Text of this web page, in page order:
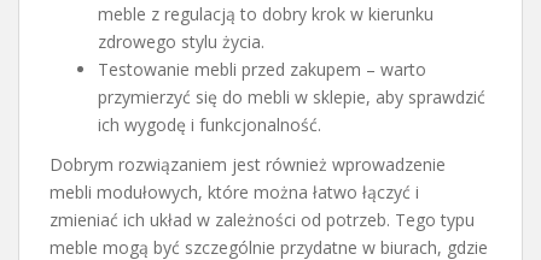
meble z regulacją to dobry krok w kierunku
zdrowego stylu życia.
Testowanie mebli przed zakupem – warto
przymierzyć się do mebli w sklepie, aby sprawdzić
ich wygodę i funkcjonalność.
Dobrym rozwiązaniem jest również wprowadzenie
mebli modułowych, które można łatwo łączyć i
zmieniać ich układ w zależności od potrzeb. Tego typu
meble mogą być szczególnie przydatne w biurach, gdzie